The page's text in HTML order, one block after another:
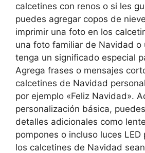
calcetines con renos o si les
puedes agregar copos de
imprimir una foto en los
una foto familiar de Navidad o
tenga un significado especial
Agrega frases o mensajes
calcetines de Navidad
por ejemplo «Feliz Navidad».
personalización básica,
detalles adicionales como
pompones o incluso luces LED
los calcetines de Navidad